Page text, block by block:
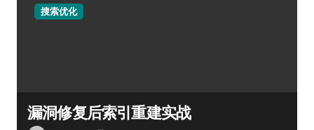
搜索优化
漏洞修复后索引重建实战